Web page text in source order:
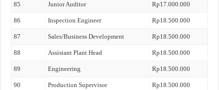
85 Junior Auditor Rp17.000.000
86 Inspection Engineer Rp18.500.000
87 Sales/Business Development Rp18.500.000
88 Assistant Plant Head Rp18.500.000
89 Engineering Rp18.500.000
90 Production Supervisor Rp18.500.000